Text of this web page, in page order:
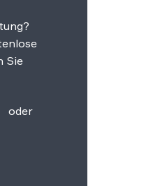
Sie
oder